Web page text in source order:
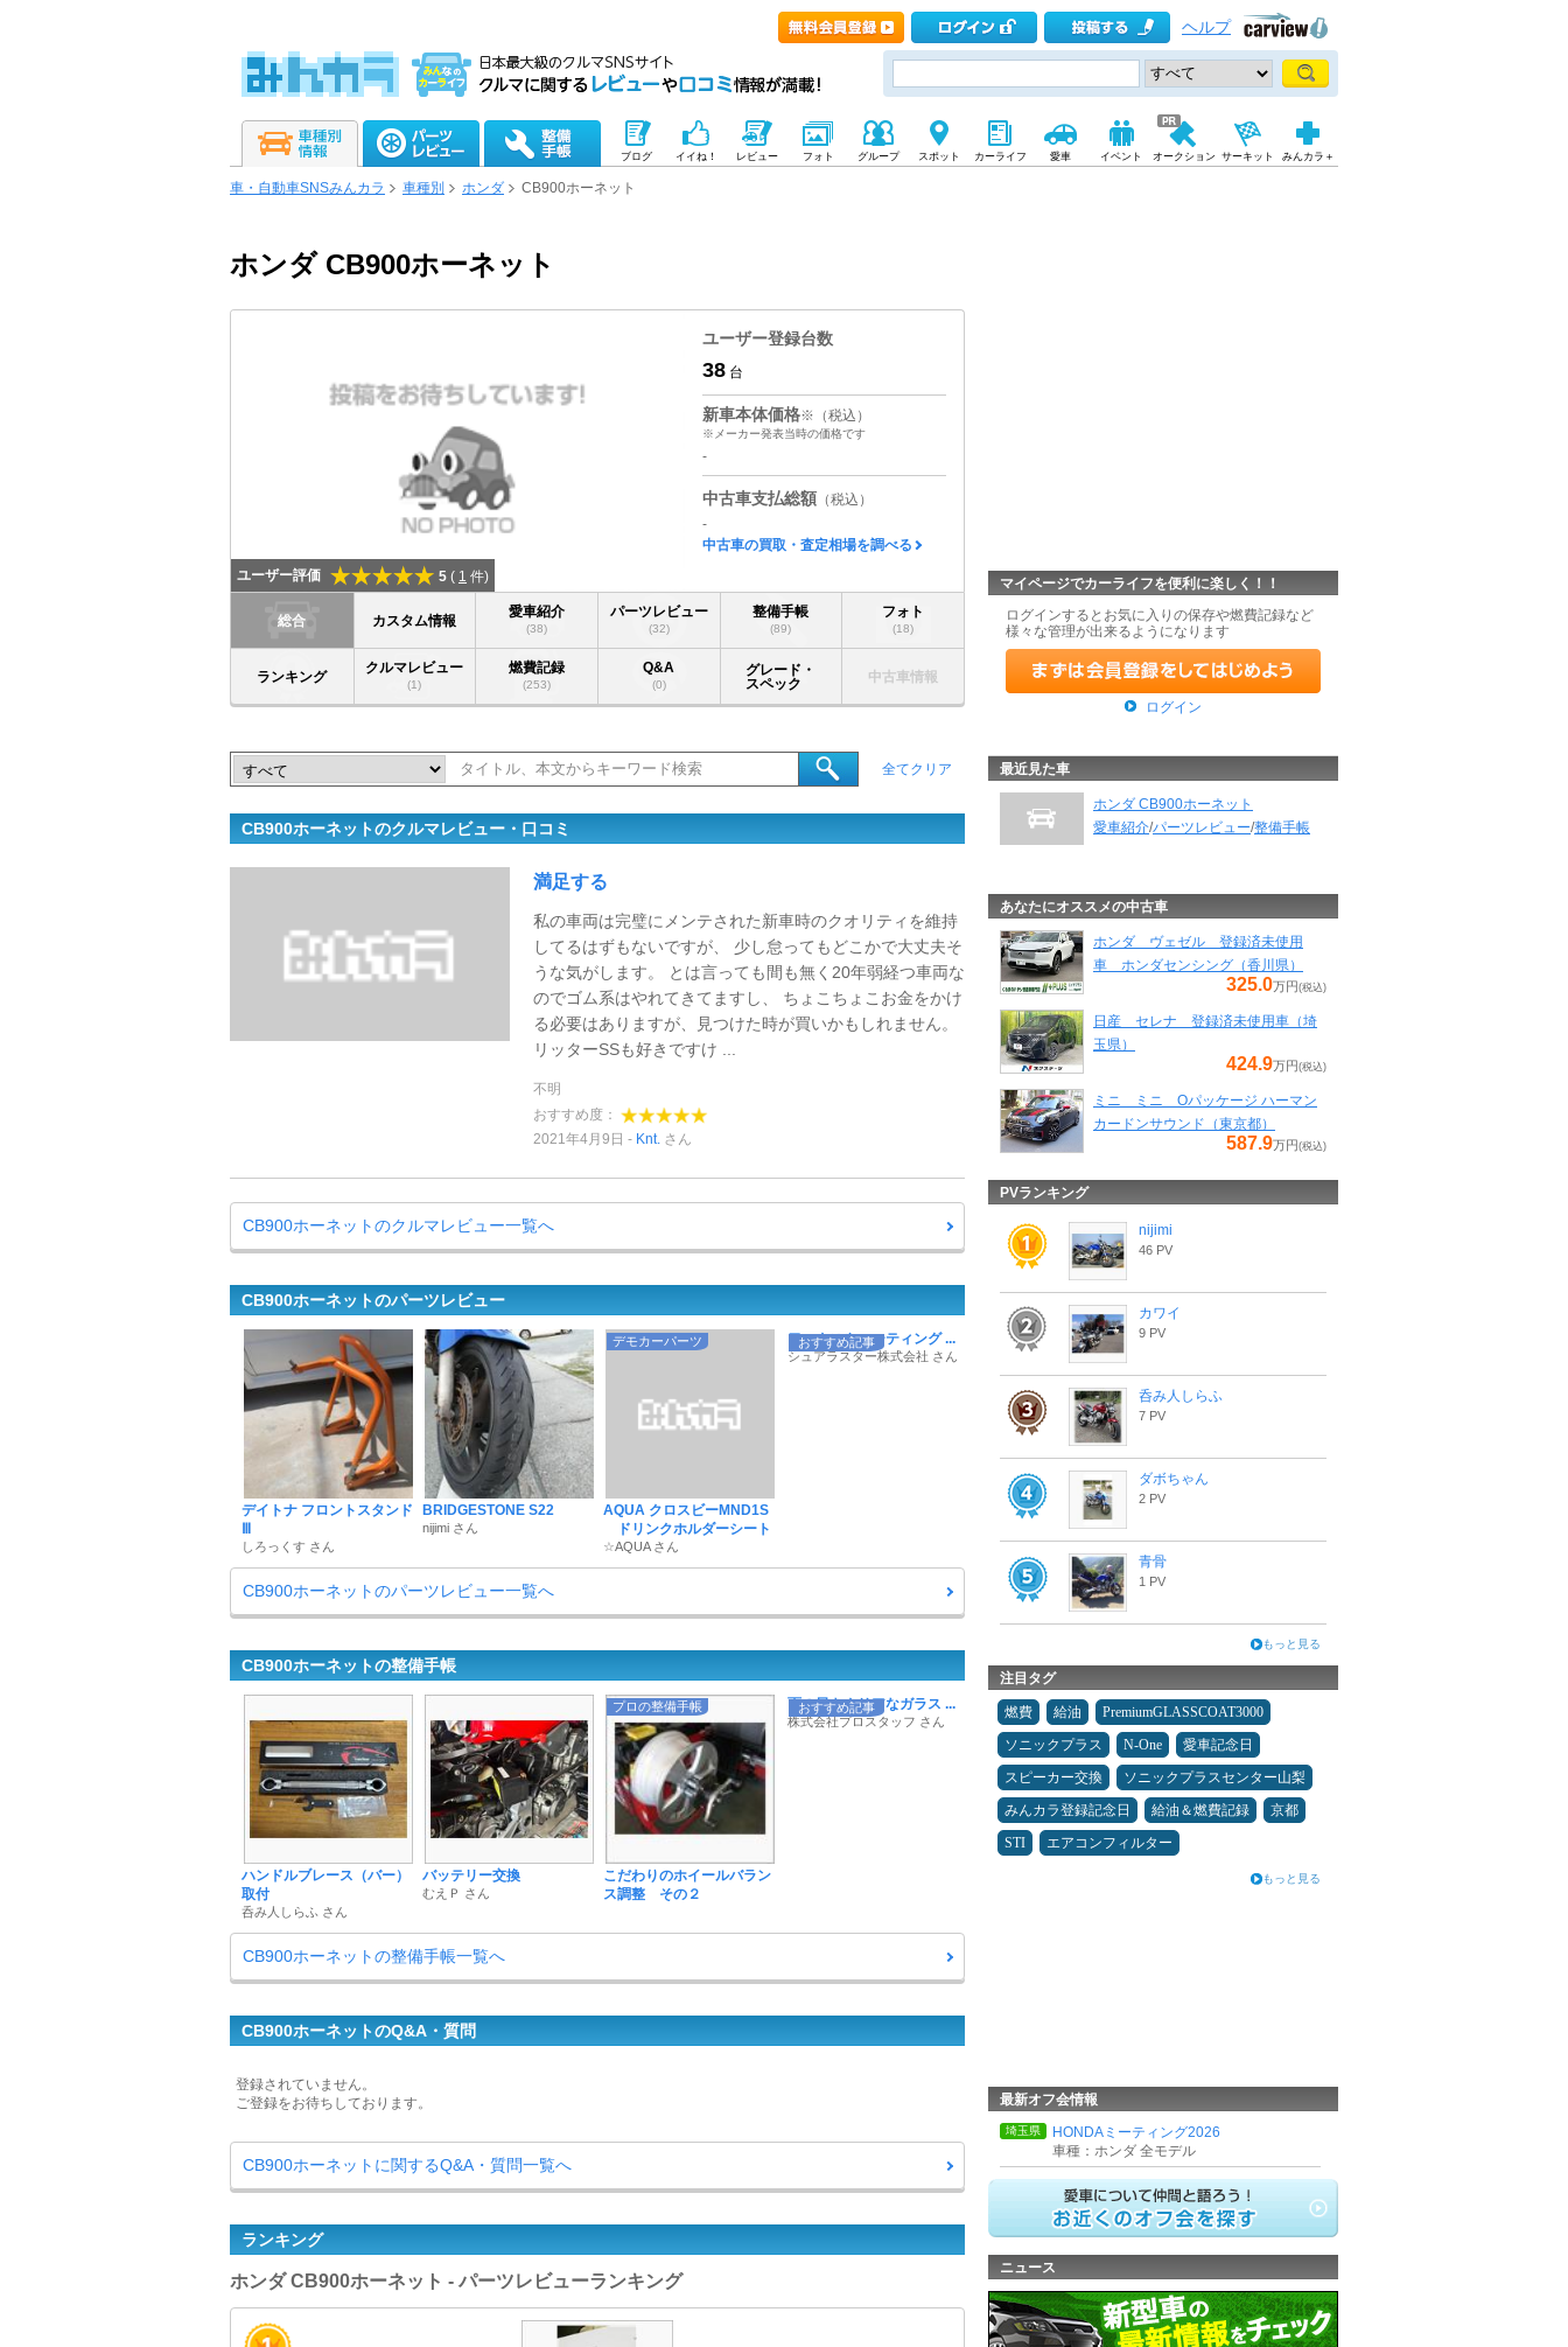
ヘルプ
ブログ イイね！ レビュー フォト グループ スポット カーライフ 愛車 イベント オークション サーキット みんカラ＋
車・自動車SNSみんカラ 車種別 ホンダ CB900ホーネット
ホンダ CB900ホーネット
ユーザー評価 5 ( 1 件)
ユーザー登録台数
38 台
新車本体価格※（税込）
※メーカー発表当時の価格です
-
中古車支払総額 （税込）
-
中古車の買取・査定相場を調べる
総合 カスタム情報
愛車紹介
(38)
パーツレビュー
(32)
整備手帳
(89)
フォト
(18)
ランキング
クルマレビュー
(1)
燃費記録
(253)
Q&A
(0)
グレード・
スペック
中古車情報
全てクリア
CB900ホーネットのクルマレビュー・口コミ
満足する
私の車両は完璧にメンテされた新車時のクオリティを維持
してるはずもないですが、 少し怠ってもどこかで大丈夫そ
うな気がします。 とは言っても間も無く20年弱経つ車両な
のでゴム系はやれてきてますし、 ちょこちょこお金をかけ
る必要はありますが、見つけた時が買いかもしれません。
リッターSSも好きですけ ...
不明
おすすめ度：
2021年4月9日
Knt. さん
CB900ホーネットのクルマレビュー一覧へ
CB900ホーネットのパーツレビュー
デイトナ フロントスタンド
しろっくす さん
BRIDGESTONE S22
nijimi さん
デモカーパーツ
AQUA クロスビーMND1S
ドリンクホルダーシート
☆AQUA さん
おすすめ記事
ワックスやコーティング ...
シュアラスター株式会社 さん
CB900ホーネットのパーツレビュー一覧へ
CB900ホーネットの整備手帳
ハンドルブレース（バー）
取付
呑み人しらふ さん
バッテリー交換
むえＰ さん
プロの整備手帳
こだわりのホイールバラン
ス調整 その２
おすすめ記事
雨の日もクリアなガラス ...
株式会社プロスタッフ さん
CB900ホーネットの整備手帳一覧へ
CB900ホーネットのQ&A・質問
登録されていません。
ご登録をお待ちしております。
CB900ホーネットに関するQ&A・質問一覧へ
ランキング
ホンダ CB900ホーネット - パーツレビューランキング
マイページでカーライフを便利に楽しく！！
ログインするとお気に入りの保存や燃費記録など
様々な管理が出来るようになります
ログイン
最近見た車
ホンダ CB900ホーネット
愛車紹介/パーツレビュー/整備手帳
あなたにオススメの中古車
ホンダ ヴェゼル 登録済未使用
車 ホンダセンシング（香川県）
325.0万円 (税込)
日産 セレナ 登録済未使用車（埼
玉県）
424.9万円 (税込)
ミニ ミニ Oパッケージ ハーマン
カードンサウンド（東京都）
587.9万円 (税込)
PVランキング
nijimi
46 PV
カワイ
9 PV
呑み人しらふ
7 PV
ダボちゃん
2 PV
青骨
1 PV
もっと見る
注目タグ
燃費 給油
PremiumGLASSCOAT3000
ソニックプラス
N-One
愛車記念日
スピーカー交換
ソニックプラスセンター山梨
みんカラ登録記念日
給油＆燃費記録
京都
STI
エアコンフィルター
もっと見る
最新オフ会情報
埼玉県
HONDAミーティング2026
車種：ホンダ 全モデル
ニュース